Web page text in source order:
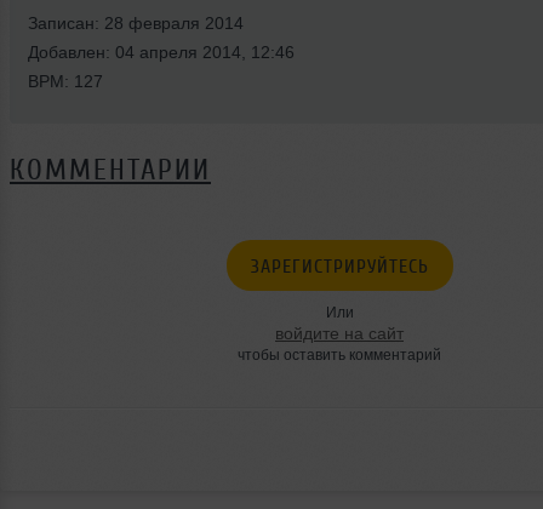
Записан: 28 февраля 2014
Добавлен: 04 апреля 2014, 12:46
BPM: 127
КОММЕНТАРИИ
ЗАРЕГИСТРИРУЙТЕСЬ
Или
войдите на сайт
чтобы оставить комментарий